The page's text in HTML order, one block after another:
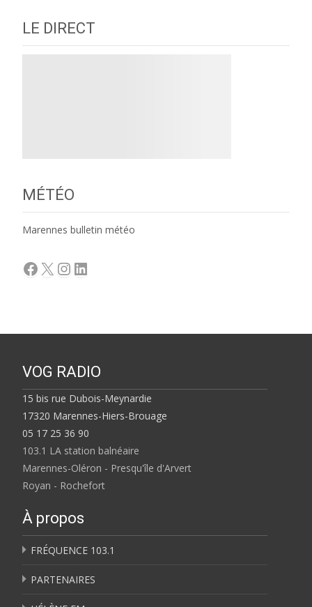
LE DIRECT
MÉTÉO
Marennes bulletin météo
Facebook
X Instagram
LinkedIn
VOG RADIO
15 bis rue Dubois-Meynardie
17320 Marennes-Hiers-Brouage
05 17 25 36 90
103.1 LA station balnéaire
Marennes-Oléron - Presqu'île d'Arvert
Royan - Rochefort
À propos
FRÉQUENCE 103.1
PARTENAIRES